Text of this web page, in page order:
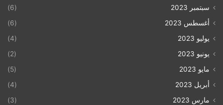
سبتمبر 2023
(6)
أغسطس 2023
(6)
يوليو 2023
(4)
يونيو 2023
(2)
مايو 2023
(5)
أبريل 2023
(4)
مارس 2023
(3)